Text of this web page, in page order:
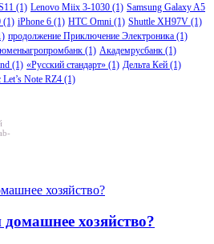
(1) Lenovo Miix 3-1030 (1) Samsung Galaxy A5
(1) iPhone 6 (1) HTC Omni (1) Shuttle XH97V (1)
продолжение Приключение Электроника (1)
(1) Академрусбанк (1)
(1) «Русский стандарт» (1) Дельта Кей (1)
Let’s Note RZ4 (1)
хозяйство?